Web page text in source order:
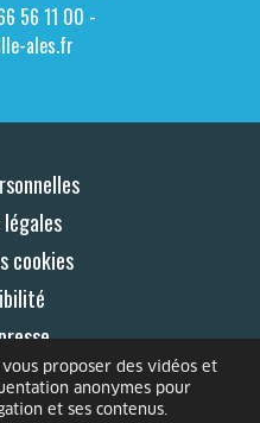
proposer des vidéos et
anonymes pour
et ses contenus.
56 11 00 -
ales.fr
Mag
cookies